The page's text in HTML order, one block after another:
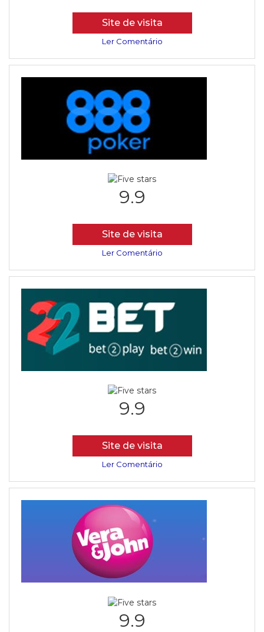
Site de visita
Ler Comentário
9.9
Site de visita
Ler Comentário
9.9
Site de visita
Ler Comentário
9.9